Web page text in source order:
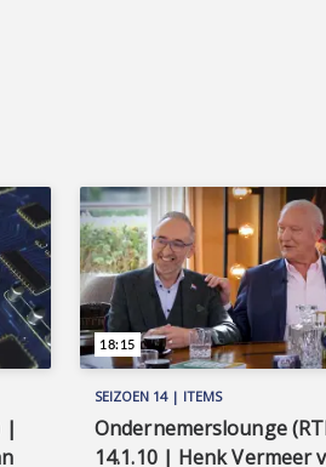
|
SEIZOEN 14 | ITEMS
Ondernemerslounge
14.1.10 | Henk Vermeer
18:15